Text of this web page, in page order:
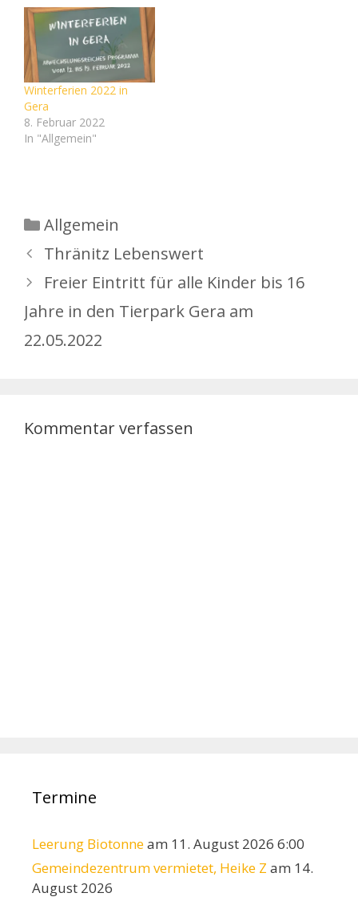
ausschließlich kontaktlos
Die Anmeldung für den
Schulbesuch zukünftiger
Erstklässler in einer
Grund- oder
Gemeinschaftsschule im
Schuljahr 2022/2023
findet bereits ab dem 2.
Mai 2021 statt und
Winterferien 2022 in
Gera
8. Februar 2022
In "Allgemein"
Kategorien
Allgemein
Thränitz Lebenswert
Freier Eintritt für alle Kinder bis 16
Jahre in den Tierpark Gera am
22.05.2022
Kommentar verfassen
Termine
Leerung Biotonneam 11. August 2026 6:00
Gemeindezentrum vermietet, Heike Z am 14.
August 2026